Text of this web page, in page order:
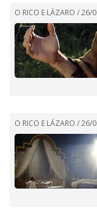
O RICO E LÁZARO /26/
O RICO E LÁZARO /26/